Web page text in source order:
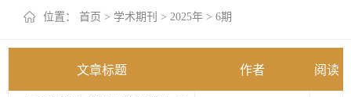
位置： 首页 > 学术期刊 > 2025年 > 6期
文章标题 作者 阅读